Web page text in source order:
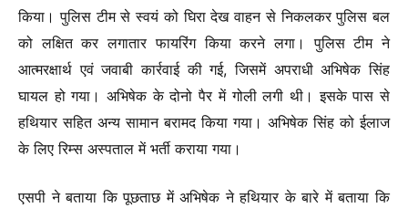
किया। पुलिस टीम से स्वयं को घिरा देख वाहन से निकलकर पुलिस बल
को लक्षित कर लगातार फायरिंग किया करने लगा। पुलिस टीम ने
आत्मरक्षार्थ एवं जवाबी कार्रवाई की गई, जिसमें अपराधी अभिषेक सिंह
घायल हो गया। अभिषेक के दोनो पैर में गोली लगी थी। इसके पास से
हथियार सहित अन्य सामान बरामद किया गया। अभिषेक सिंह को ईलाज
के लिए रिम्स अस्पताल में भर्ती कराया गया।
एसपी ने बताया कि पूछताछ में अभिषेक ने हथियार के बारे में बताया कि